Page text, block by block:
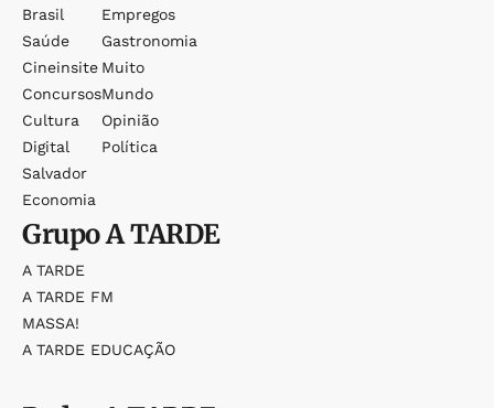
Brasil
Saúde
Cineinsite
Concursos
Cultura
Digital
Salvador
Economia
Empregos
Gastronomia
Muito
Mundo
Opinião
Política
GrupoA TARDE
A TARDE
A TARDE FM
MASSA!
A TARDE EDUCAÇÃO